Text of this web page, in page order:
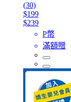
(30)
$199
$239
P幣
滿額贈